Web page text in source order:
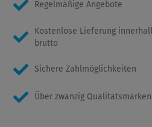
Regelmäßige Angebote
Kostenlose Lieferung
brutto
Sichere Zahlmöglichkeiten
Über zwanzig Qualitätsmarken